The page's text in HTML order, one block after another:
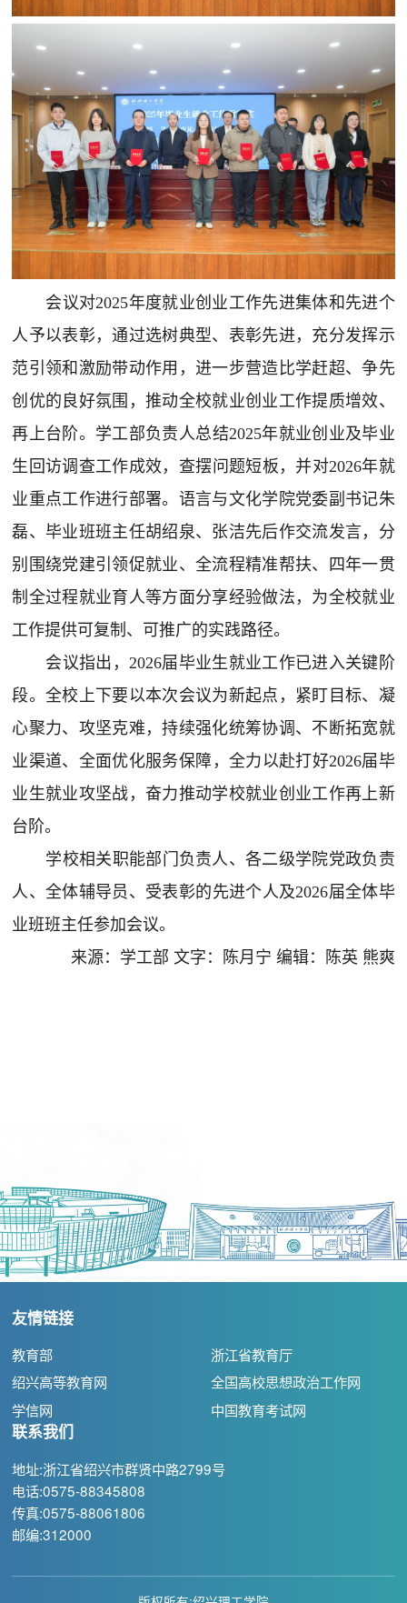
会议对2025年度就业创业工作先进集体和先进个
人予以表彰，通过选树典型、表彰先进，充分发挥示
范引领和激励带动作用，进一步营造比学赶超、争先
创优的良好氛围，推动全校就业创业工作提质增效、
再上台阶。学工部负责人总结2025年就业创业及毕业
生回访调查工作成效，查摆问题短板，并对2026年就
业重点工作进行部署。语言与文化学院党委副书记朱
磊、毕业班班主任胡绍泉、张洁先后作交流发言，分
别围绕党建引领促就业、全流程精准帮扶、四年一贯
制全过程就业育人等方面分享经验做法，为全校就业
工作提供可复制、可推广的实践路径。
会议指出，2026届毕业生就业工作已进入关键阶
段。全校上下要以本次会议为新起点，紧盯目标、凝
心聚力、攻坚克难，持续强化统筹协调、不断拓宽就
业渠道、全面优化服务保障，全力以赴打好2026届毕
业生就业攻坚战，奋力推动学校就业创业工作再上新
台阶。
学校相关职能部门负责人、各二级学院党政负责
人、全体辅导员、受表彰的先进个人及2026届全体毕
业班班主任参加会议。
来源：学工部 文字：陈月宁 编辑：陈英 熊爽
友情链接
教育部
浙江省教育厅
绍兴高等教育网
全国高校思想政治工作网
学信网
中国教育考试网
联系我们
地址:浙江省绍兴市群贤中路2799号
电话:0575-88345808
传真:0575-88061806
邮编:312000